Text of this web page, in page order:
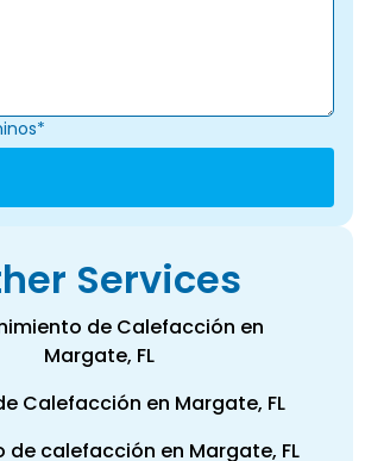
Services
de Calefacción en
Margate, FL
Calefacción en Margate, FL
de calefacción en Margate, FL